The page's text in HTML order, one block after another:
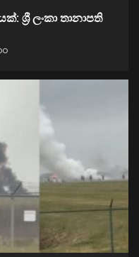
ශ්‍රී ලංකා තානාපති